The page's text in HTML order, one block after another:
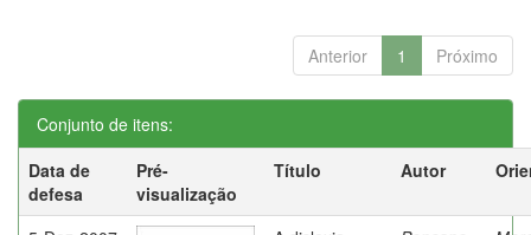
Anterior 1 Próximo
Conjunto de itens:
Data de
defesa
Pré-
visualização
Título Autor